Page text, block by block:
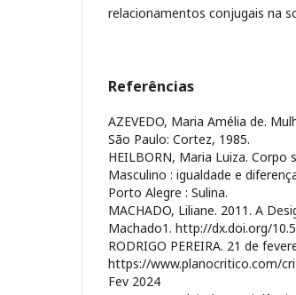
relacionamentos conjugais na
Referências
AZEVEDO, Maria Amélia de.
São Paulo: Cortez, 1985.
HEILBORN, Maria Luiza. Corpo
Masculino : igualdade e
Porto Alegre : Sulina.
MACHADO, Liliane. 2011. A
Machado1. http://dx.doi.org/
RODRIGO PEREIRA. 21 de
https://www.planocritico.com/
Fev 2024